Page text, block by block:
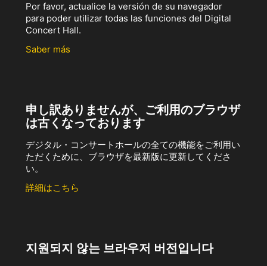
Por favor, actualice la versión de su navegador
para poder utilizar todas las funciones del Digital
Concert Hall.
Saber más
申し訳ありませんが、ご利用のブラウザ
は古くなっております
デジタル・コンサートホールの全ての機能をご利用い
ただくために、ブラウザを最新版に更新してくださ
い。
詳細はこちら
지원되지 않는 브라우저 버전입니다